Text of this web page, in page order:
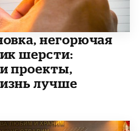
негорючая
шерсти:
проекты,
лучше